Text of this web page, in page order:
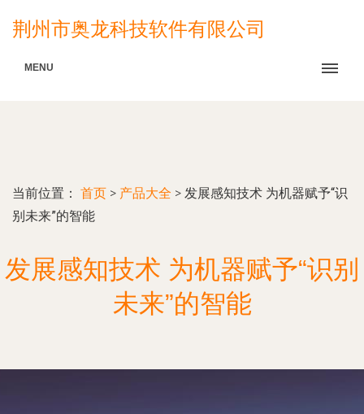
荆州市奥龙科技软件有限公司
MENU
当前位置： 首页 > 产品大全 > 发展感知技术 为机器赋予“识
别未来”的智能
发展感知技术 为机器赋予“识别
未来”的智能